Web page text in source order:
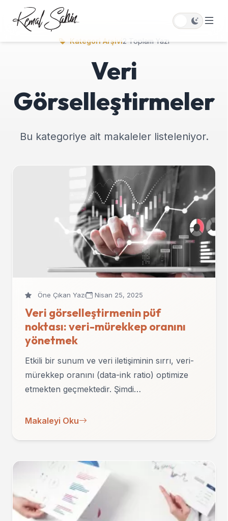
Kategori Arşivi2 Toplam Yazı
Veri
Görselleştirmeler
Bu kategoriye ait makaleler listeleniyor.
Öne Çıkan Yazı Nisan 25, 2025
Veri görselleştirmenin püf
noktası: veri-mürekkep oranını
yönetmek
Etkili bir sunum ve veri iletişiminin sırrı, veri-
mürekkep oranını (data-ink ratio) optimize
etmekten geçmektedir. Şimdi…
Makaleyi Oku